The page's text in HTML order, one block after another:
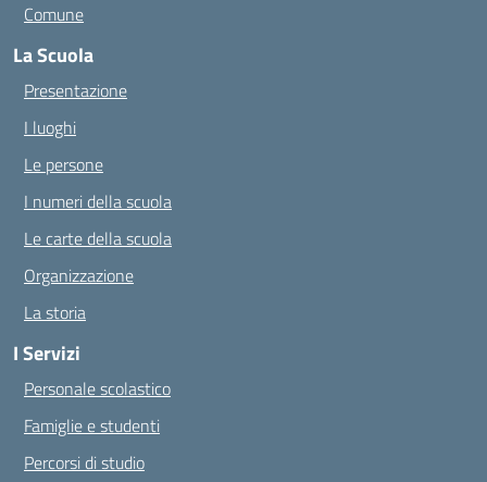
Comune
La Scuola
Presentazione
I luoghi
Le persone
I numeri della scuola
Le carte della scuola
Organizzazione
La storia
I Servizi
Personale scolastico
Famiglie e studenti
Percorsi di studio